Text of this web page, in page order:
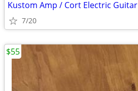
Kustom Amp / Cort Electric Guitar
7/20
$55